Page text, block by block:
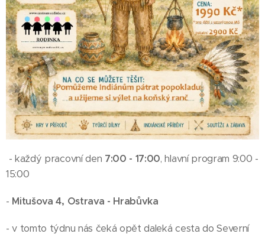
- každý pracovní den 7:00 - 17:00, hlavní program 9:00 -
15:00
- Mitušova 4, Ostrava - Hrabůvka
- v tomto týdnu nás čeká opět daleká cesta do Severní